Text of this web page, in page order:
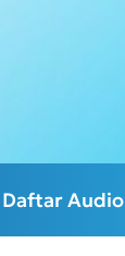
Daftar Audio